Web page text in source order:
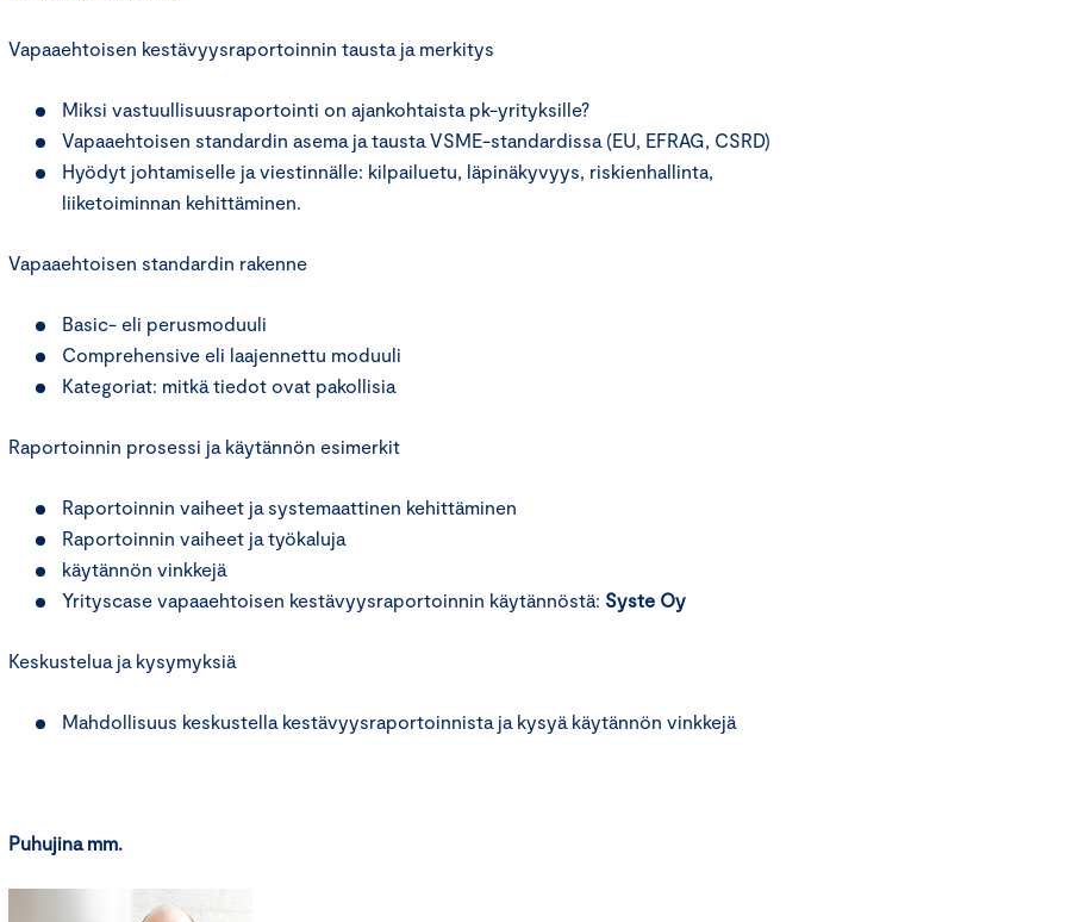
Vapaaehtoisen kestävyysraportoinnin tausta ja merkitys
Miksi vastuullisuusraportointi on ajankohtaista pk-yrityksille?
Vapaaehtoisen standardin asema ja tausta VSME-standardissa (EU, EFRAG, CSRD)
Hyödyt johtamiselle ja viestinnälle: kilpailuetu, läpinäkyvyys, riskienhallinta,
liiketoiminnan kehittäminen.
Vapaaehtoisen standardin rakenne
Basic- eli perusmoduuli
Comprehensive eli laajennettu moduuli
Kategoriat: mitkä tiedot ovat pakollisia
Raportoinnin prosessi ja käytännön esimerkit
Raportoinnin vaiheet ja systemaattinen kehittäminen
Raportoinnin vaiheet ja työkaluja
käytännön vinkkejä
Yrityscase vapaaehtoisen kestävyysraportoinnin käytännöstä: Syste Oy
Keskustelua ja kysymyksiä
Mahdollisuus keskustella kestävyysraportoinnista ja kysyä käytännön vinkkejä
Puhujina mm.